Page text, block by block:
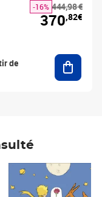
de
444,98 €
-16%
370,82€
7,50€